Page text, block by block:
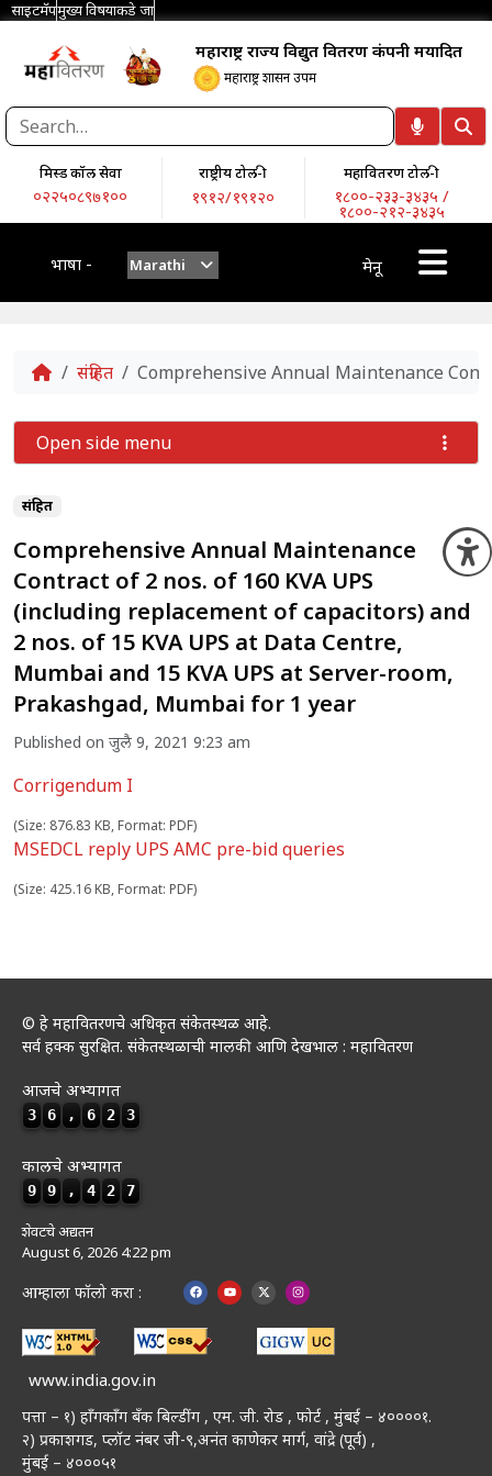
साइटमॅपमुख्य विषयाकडे जा
महाराष्ट्र राज्य विद्युत वितरण कंपनी मर्यादित
महाराष्ट्र शासन उपक्रम
मिस्ड कॉल सेवा
०२२५०८९७१००
राष्ट्रीय टोल-फ्री
१९१२/१९१२०
महावितरण टोल-फ्री
१८००-२३३-३४३५ /
१८००-२१२-३४३५
भाषा - Marathi मेनू
Home
संग्रहित Comprehensive Annual Maintenance
संग्रहित
Comprehensive Annual Maintenance
Contract of 2 nos. of 160 KVA UPS
(including replacement of capacitors) and
2 nos. of 15 KVA UPS at Data Centre,
Mumbai and 15 KVA UPS at Server-room,
Prakashgad, Mumbai for 1 year
Published on जुलै 9, 2021 9:23 am
Corrigendum I
(Size: 876.83 KB, Format: PDF)
MSEDCL reply UPS AMC pre-bid queries
(Size: 425.16 KB, Format: PDF)
Open side menu
© हे महावितरणचे अधिकृत संकेतस्थळ आहे.
सर्व हक्क सुरक्षित. संकेतस्थळाची मालकी आणि देखभाल : महावितरण
आजचे अभ्यागत
3 6 , 6 2 3
कालचे अभ्यागत
9 9 , 4 2 7
शेवटचे अद्यतन
August 6, 2026 4:22 pm
आम्हाला फॉलो करा :
www.india.gov.in
पत्ता – १) हॉंगकॉंग बँक बिल्डींग , एम. जी. रोड , फोर्ट , मुंबई – ४००००१.
२) प्रकाशगड, प्लॉट नंबर जी-९,अनंत काणेकर मार्ग, वांद्रे (पूर्व) ,
मुंबई – ४०००५१